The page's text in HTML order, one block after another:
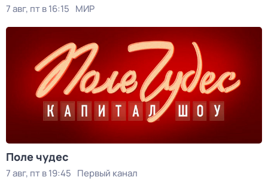
7 авг, пт в 16:15 МИР
Поле чудес
7 авг, пт в 19:45 Первый канал